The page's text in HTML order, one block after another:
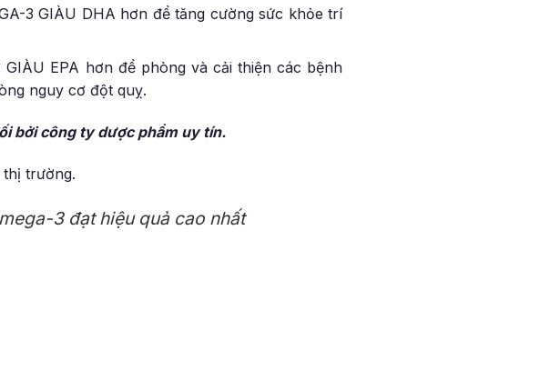
3 GIÀU DHA hơn để tăng cường sức khỏe trí
GIÀU EPA hơn để phòng và cải thiện các bệnh
nguy cơ đột quỵ.
bởi công ty dược phẩm uy tín.
thị trường.
3 đạt hiệu quả cao nhất